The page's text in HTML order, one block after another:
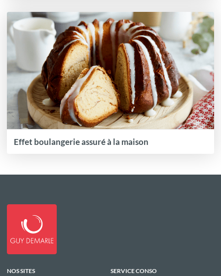
Effet boulangerie assuré à la maison
NOS SITES SERVICE CONSO